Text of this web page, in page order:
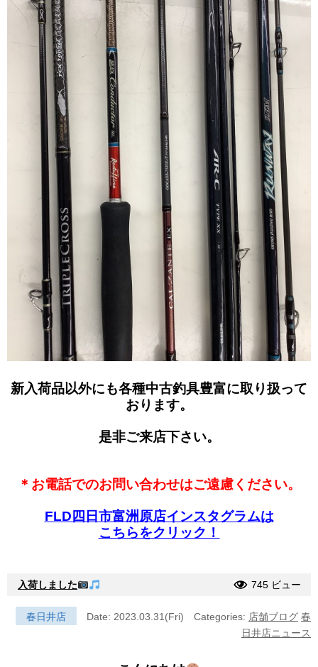
新入荷品以外にも各種中古釣具豊富に取り扱って
おります。
是非ご来店下さい。
＊お電話でのお問い合わせはご遠慮ください。
FLD四日市富洲原店インスタグラムは
こちらをクリック！
入荷しました 745 ビュー
春日井店 Date: 2023.03.31(Fri) Categories: 店舗ブログ 春
日井店ニュース